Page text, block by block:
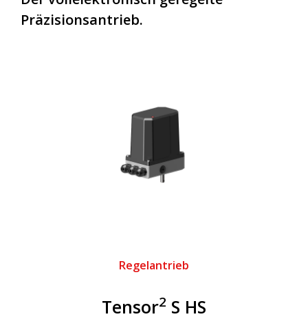
Präzisionsantrieb.
Regelantrieb
Tensor2 S HS